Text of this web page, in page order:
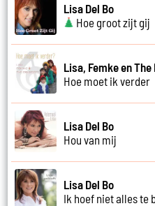
Lisa Del Bo
Hoe groot zijt gij
Lisa, Femke en
Hoe moet ik verder
Lisa Del Bo
Hou van mij
Lisa Del Bo
Ik hoef niet alles te